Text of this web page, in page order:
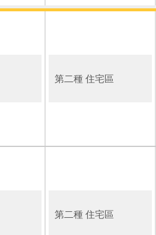
第二種 住宅區
第二種 住宅區